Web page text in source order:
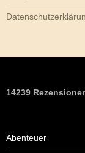
14239
Abenteuer